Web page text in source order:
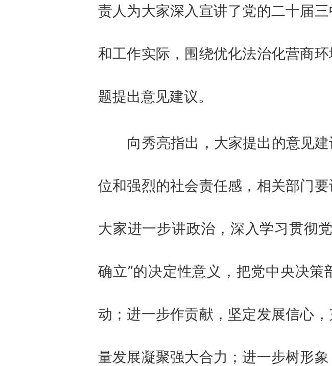
责人为大家深入宣讲了党的二十届
和工作实际，围绕优化法治化营商
题提出意见建议。
向秀亮指出，大家提出的意见
位和强烈的社会责任感，相关部门
大家进一步讲政治，深入学习贯彻
确立”的决定性意义，把党中央决
动；进一步作贡献，坚定发展信心
量发展凝聚强大合力；进一步树形